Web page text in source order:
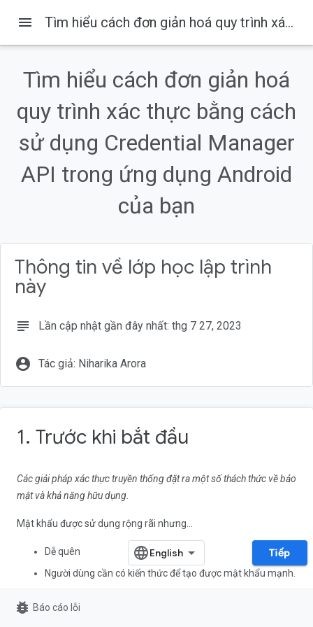
1. Trước khi bắt đầu
Điều kiện tiên quyết
Kiến thức bạn sẽ học được
Bạn cần có
2. Bắt đầu thiết lập
menu Tìm hiểu cách đơn giản hoá quy trình xác thực bằng cách sử dụng Credential Manager API trong ứng dụng Android của bạn
Tìm hiểu cách đơn giản hoá
quy trình xác thực bằng cách
sử dụng Credential Manager
API trong ứng dụng Android
của bạn
Thông tin về lớp học lập trình
này
subject Lần cập nhật gần đây nhất: thg 7 27, 2023
account_circle Tác giả: Niharika Arora
1. Trước khi bắt đầu
Các giải pháp xác thực truyền thống đặt ra một số thách thức về bảo
mật và khả năng hữu dụng.
Mật khẩu được sử dụng rộng rãi nhưng...
Dễ quên
Người dùng cần có kiến thức để tạo được mật khẩu mạnh.
các cuộc tấn công phát lại (replay attack).
Tiếp
bug_report Báo cáo lỗi